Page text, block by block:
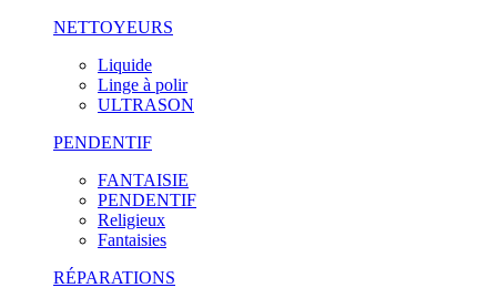
NETTOYEURS
Liquide
Linge à polir
ULTRASON
PENDENTIF
FANTAISIE
PENDENTIF
Religieux
Fantaisies
RÉPARATIONS